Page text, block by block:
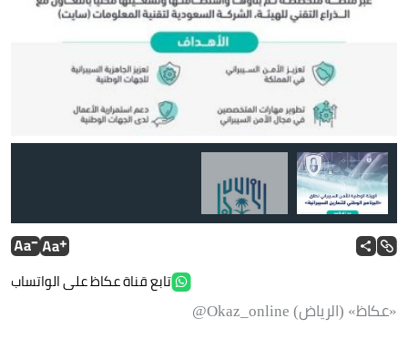
تابع قناة عكاظ على الواتساب
«عكاظ» (الرياض) Okaz_online@